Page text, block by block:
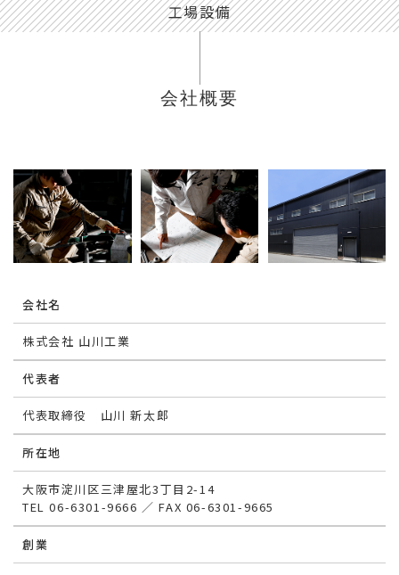
工場設備
会社概要
会社名
株式会社 山川工業
代表者
代表取締役 山川 新太郎
所在地
大阪市淀川区三津屋北3丁目2-14
TEL 06-6301-9666 ／ FAX 06-6301-9665
創業